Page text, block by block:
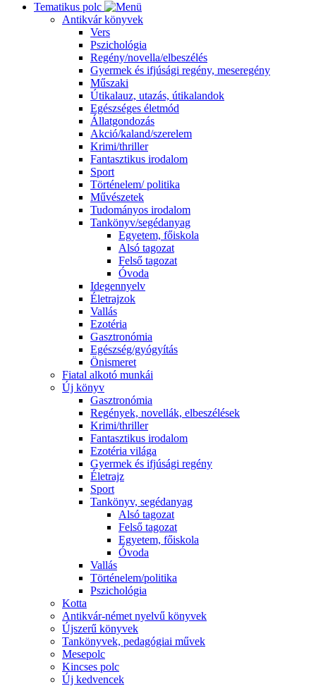
Tematikus polc
Antikvár könyvek
Vers
Pszichológia
Regény/novella/elbeszélés
Gyermek és ifjúsági regény, meseregény
Műszaki
Útikalauz, utazás, útikalandok
Egészséges életmód
Állatgondozás
Akció/kaland/szerelem
Krimi/thriller
Fantasztikus irodalom
Sport
Történelem/ politika
Művészetek
Tudományos irodalom
Tankönyv/segédanyag
Egyetem, főiskola
Alsó tagozat
Felső tagozat
Óvoda
Idegennyelv
Életrajzok
Vallás
Ezotéria
Gasztronómia
Egészség/gyógyítás
Önismeret
Fiatal alkotó munkái
Új könyv
Gasztronómia
Regények, novellák, elbeszélések
Krimi/thriller
Fantasztikus irodalom
Ezotéria világa
Gyermek és ifjúsági regény
Életrajz
Sport
Tankönyv, segédanyag
Alsó tagozat
Felső tagozat
Egyetem, főiskola
Óvoda
Vallás
Történelem/politika
Pszichológia
Kotta
Antikvár-német nyelvű könyvek
Újszerű könyvek
Tankönyvek, pedagógiai művek
Mesepolc
Kincses polc
Új kedvencek